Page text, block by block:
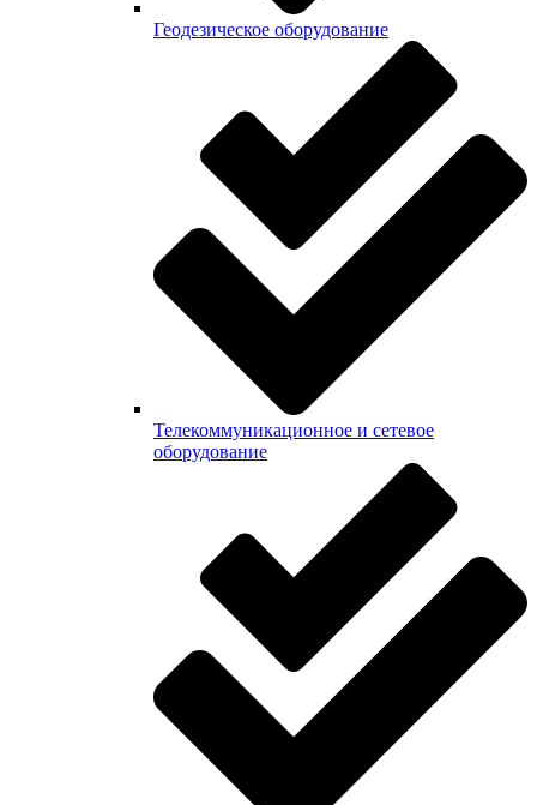
Геодезическое оборудование
Телекоммуникационное и сетевое
оборудование